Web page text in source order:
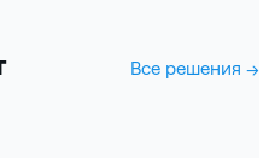
Все решения →